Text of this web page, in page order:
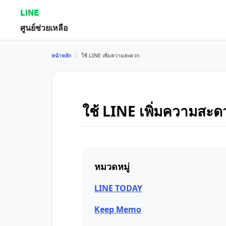
LINE
ศูนย์ช่วยเหลือ
หน้าหลัก ใช้ LINE เพิ่มความสะดวก
ใช้ LINE เพิ่มความสะ
หมวดหมู่
LINE TODAY
Keep Memo